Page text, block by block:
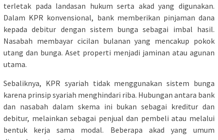
terletak pada landasan hukum serta akad yang digunakan.
Dalam KPR konvensional, bank memberikan pinjaman dana
kepada debitur dengan sistem bunga sebagai imbal hasil.
Nasabah membayar cicilan bulanan yang mencakup pokok
utang dan bunga. Aset properti menjadi jaminan atau agunan
utama.
Sebaliknya, KPR syariah tidak menggunakan sistem bunga
karena prinsip syariah menghindari riba. Hubungan antara bank
dan nasabah dalam skema ini bukan sebagai kreditur dan
debitur, melainkan sebagai penjual dan pembeli atau melalui
bentuk kerja sama modal. Beberapa akad yang umum